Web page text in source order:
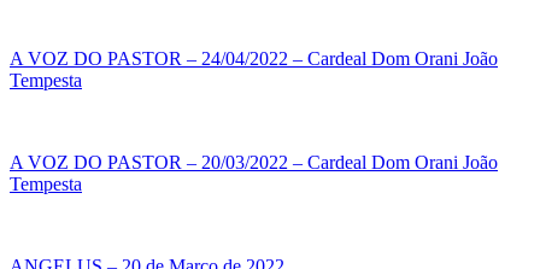
A VOZ DO PASTOR – 24/04/2022 – Cardeal Dom Orani João
Tempesta
A VOZ DO PASTOR – 20/03/2022 – Cardeal Dom Orani João
Tempesta